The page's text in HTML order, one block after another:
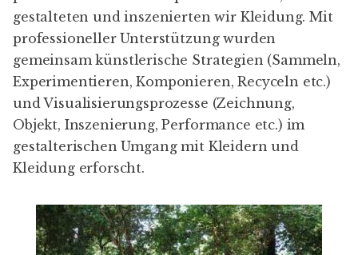
gestalteten und inszenierten wir Kleidung. Mit
professioneller Unterstützung wurden
gemeinsam künstlerische Strategien (Sammeln,
Experimentieren, Komponieren, Recyceln etc.)
und Visualisierungsprozesse (Zeichnung,
Objekt, Inszenierung, Performance etc.) im
gestalterischen Umgang mit Kleidern und
Kleidung erforscht.